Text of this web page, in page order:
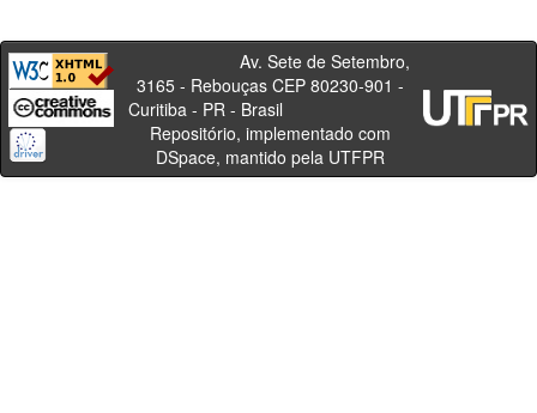
Av. Sete de Setembro,
3165 - Rebouças CEP 80230-901 -
Curitiba - PR - Brasil
Repositório, implementado com
DSpace, mantido pela UTFPR